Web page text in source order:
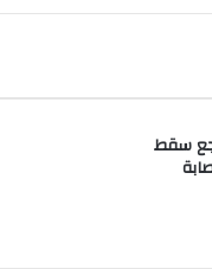
سقط